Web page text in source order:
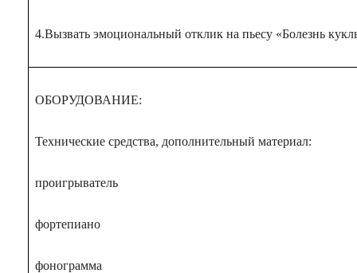
4.Вызвать эмоциональный отклик на пьесу «Болезнь
ОБОРУДОВАНИЕ:
Технические средства, дополнительный материал:
проигрыватель
фортепиано
фонограмма